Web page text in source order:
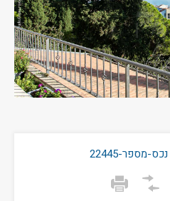
נכס-מספר-22445